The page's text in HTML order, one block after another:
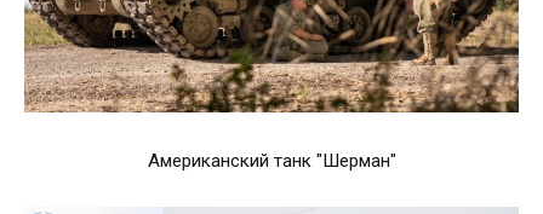
Американский танк "Шерман"